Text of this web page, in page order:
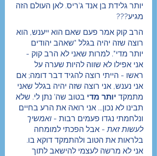
יותר גלידת בן אנד ג'ריס. לאן העולם הזה
מגיע???
הרב קוק אמר פעם שאם הוא ייענש, הוא
רוצה שזה יהיה בגלל "שאהב יהודים
יותר מדי". למרות שאני לא הרב קוק -
אני אפילו לא שווה להיות שערה על
ראשו - הייתי רוצה להגיד דבר דומה; אם
אני נענש, אני רוצה שזה יהיה בגלל שאני
מתמקד יותר מדי בטוב שה' נתן לי. שלא
תבינו לא נכון... אני רואה את הרע בחיים
ונלחמתי נגדו פעמים רבות - ואמשיך
לעשות זאת - אבל הפכתי למומחה
בלראות את הטוב ולהתמקד דוקא בו.
אני לא מרשה לעצמי להישאב לתוך